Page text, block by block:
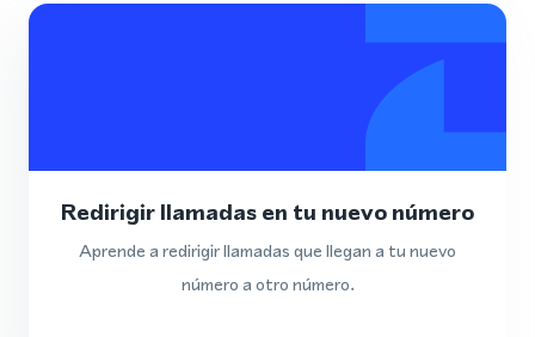
Redirigir llamadas en tu nuevo número
Aprende a redirigir llamadas que llegan a tu nuevo
número a otro número.